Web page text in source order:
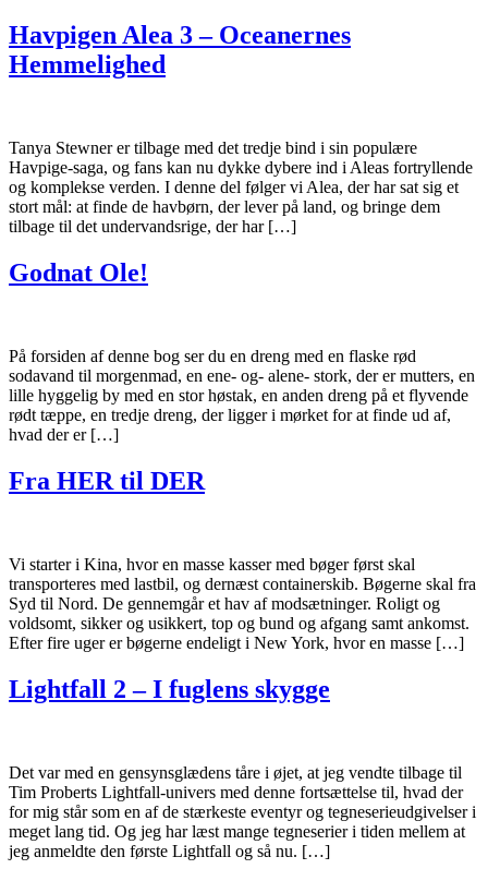
Havpigen Alea 3 – Oceanernes
Hemmelighed
Tanya Stewner er tilbage med det tredje bind i sin populære
Havpige-saga, og fans kan nu dykke dybere ind i Aleas fortryllende
og komplekse verden. I denne del følger vi Alea, der har sat sig et
stort mål: at finde de havbørn, der lever på land, og bringe dem
tilbage til det undervandsrige, der har […]
Godnat Ole!
På forsiden af denne bog ser du en dreng med en flaske rød
sodavand til morgenmad, en ene- og- alene- stork, der er mutters, en
lille hyggelig by med en stor høstak, en anden dreng på et flyvende
rødt tæppe, en tredje dreng, der ligger i mørket for at finde ud af,
hvad der er […]
Fra HER til DER
Vi starter i Kina, hvor en masse kasser med bøger først skal
transporteres med lastbil, og dernæst containerskib. Bøgerne skal fra
Syd til Nord. De gennemgår et hav af modsætninger. Roligt og
voldsomt, sikker og usikkert, top og bund og afgang samt ankomst.
Efter fire uger er bøgerne endeligt i New York, hvor en masse […]
Lightfall 2 – I fuglens skygge
Det var med en gensynsglædens tåre i øjet, at jeg vendte tilbage til
Tim Proberts Lightfall-univers med denne fortsættelse til, hvad der
for mig står som en af de stærkeste eventyr og tegneserieudgivelser i
meget lang tid. Og jeg har læst mange tegneserier i tiden mellem at
jeg anmeldte den første Lightfall og så nu. […]